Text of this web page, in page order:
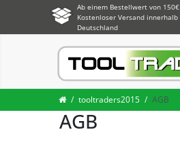
Ab einem Bestellwert von 150€
Kostenloser Versand innerhalb
Deutschland
tooltraders2015 AGB
AGB